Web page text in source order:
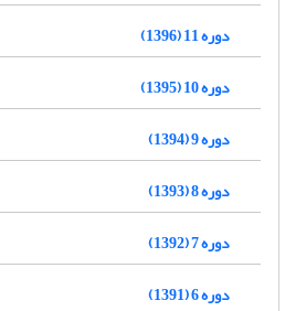
دوره 11 (1396)
دوره 10 (1395)
دوره 9 (1394)
دوره 8 (1393)
دوره 7 (1392)
دوره 6 (1391)